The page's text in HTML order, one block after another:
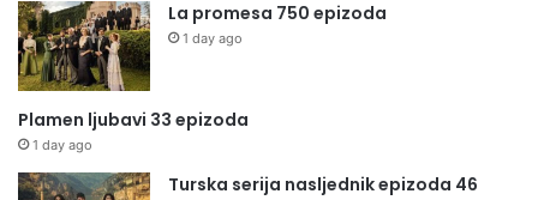
La promesa 750 epizoda
1 day ago
Plamen ljubavi 33 epizoda
1 day ago
Turska serija nasljednik epizoda 46